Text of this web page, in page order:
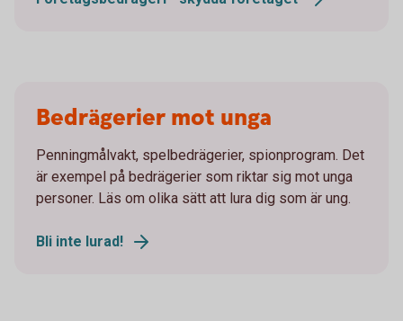
Bedrägerier mot unga
Penningmålvakt, spelbedrägerier, spionprogram. Det
är exempel på bedrägerier som riktar sig mot unga
personer. Läs om olika sätt att lura dig som är ung.
Bli inte lurad!